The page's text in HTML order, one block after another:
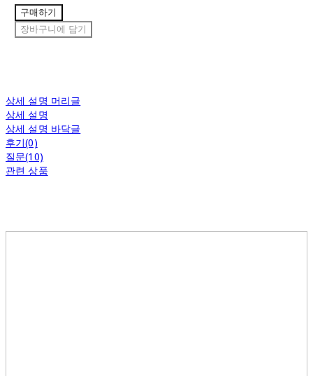
구매하기
장바구니에 담기
상세 설명 머리글
상세 설명
상세 설명 바닥글
후기(0)
질문(10)
관련 상품